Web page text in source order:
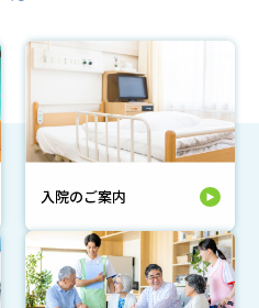
入院のご案内